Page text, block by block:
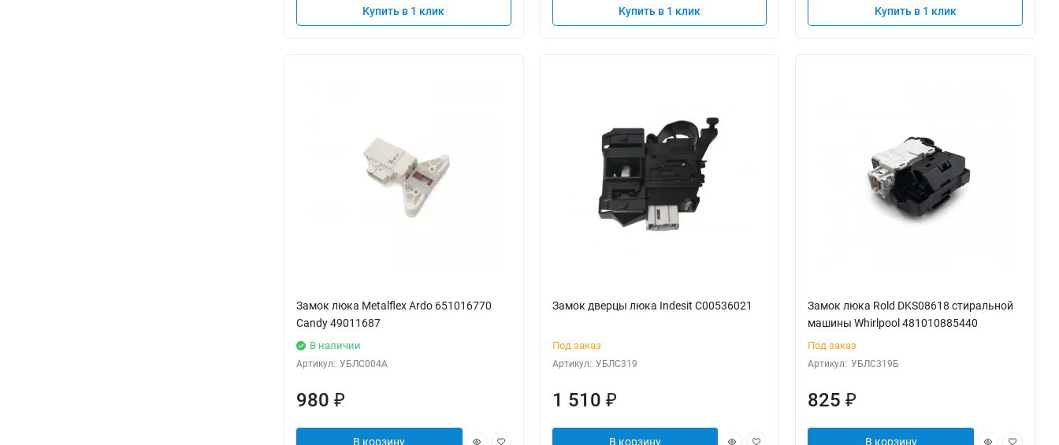
Купить в 1 клик Купить в 1 клик Купить в 1 клик
Замок люка Metalflex Ardо 651016770
Candy 49011687
В наличии
Артикул: УБЛС004А
980 ₽
В корзину
Замок дверцы люка Indesit C00536021
Под заказ
Артикул: УБЛС319
1 510 ₽
В корзину
Замок люка Rold DKS08618 стиральной
машины Whirlpool 481010885440
Под заказ
Артикул: УБЛС319Б
825₽
В корзину